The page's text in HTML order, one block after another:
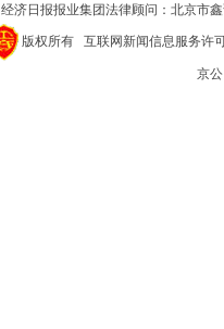
经济日报报业集团法律顾问： 北京市
版权所有 互联网新闻信息服务许
京